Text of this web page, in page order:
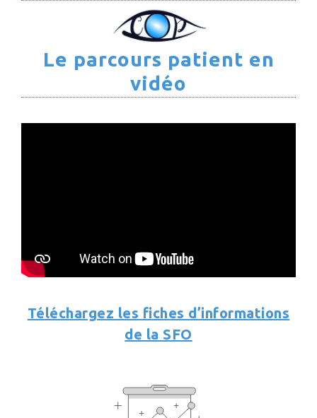
Le parcours patient en
vidéo
Téléchargez les fiches d’informations
de la SFO